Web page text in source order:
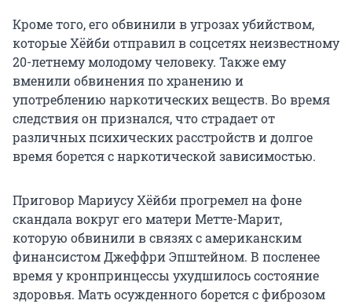
Кроме того, его обвинили в угрозах убийством,
которые Хёйби отправил в соцсетях неизвестному
20-летнему молодому человеку. Также ему
вменили обвинения по хранению и
употреблению наркотических веществ. Во время
следствия он признался, что страдает от
различных психических расстройств и долгое
время борется с наркотической зависимостью.
Приговор Мариусу Хёйби прогремел на фоне
скандала вокруг его матери Метте-Марит,
которую обвинили в связях с американским
финансистом Джеффри Эпштейном. В посленее
время у кронпринцессы ухудшилось состояние
здоровья. Мать осужденного борется с фиброзом